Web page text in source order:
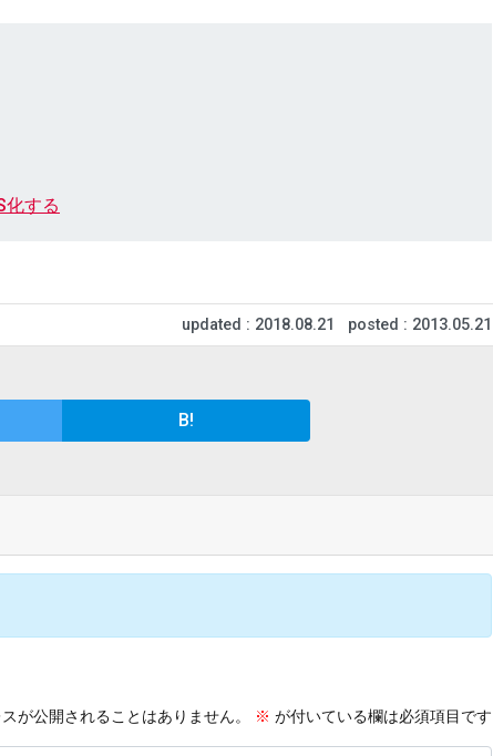
化する
updated : 2018.08.21 posted : 2013.05.21
B!
が公開されることはありません。 ※ が付いている欄は必須項目です